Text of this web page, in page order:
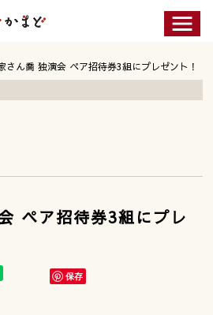
さん喬 独演会 ペア招待券3組にプレゼント！
ペア招待券3組にプレ
保存